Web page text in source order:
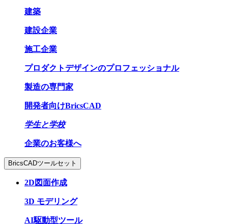
建築
建設企業
施工企業
プロダクトデザインのプロフェッショナル
製造の専門家
開発者向けBricsCAD
学生と学校
企業のお客様へ
BricsCADツールセット
2D図面作成
3D モデリング
AI駆動型ツール